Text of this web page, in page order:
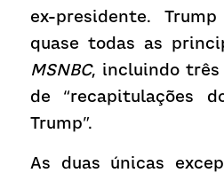
ex-presidente.
MSNBC, incluindo três
de “recapitulações
Trump”.
As duas únicas